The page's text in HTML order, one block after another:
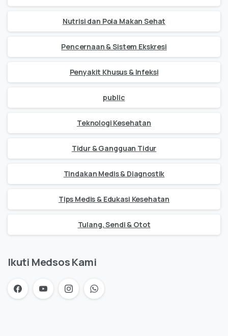
Nutrisi dan Pola Makan Sehat
Pencernaan & Sistem Ekskresi
Penyakit Khusus & Infeksi
public
Teknologi Kesehatan
Tidur & Gangguan Tidur
Tindakan Medis & Diagnostik
Tips Medis & Edukasi Kesehatan
Tulang, Sendi & Otot
Ikuti Medsos Kami